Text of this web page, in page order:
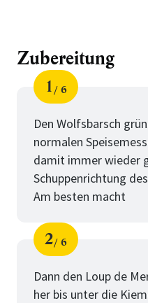
Zubereitung
Schritt
1
von
6
Den Wolfsbarsch
normalen
damit immer wieder
Schuppenrichtung
Am besten macht
Schritt
2
von
6
Dann den Loup de
her bis unter die